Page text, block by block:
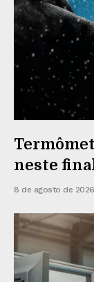
neste
8 de agosto de 2026